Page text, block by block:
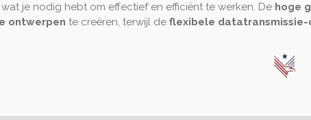
je nodig hebt om effectief en efficiënt te werken. De hoge
ontwerpen te creëren, terwijl de flexibele datatransmissie-